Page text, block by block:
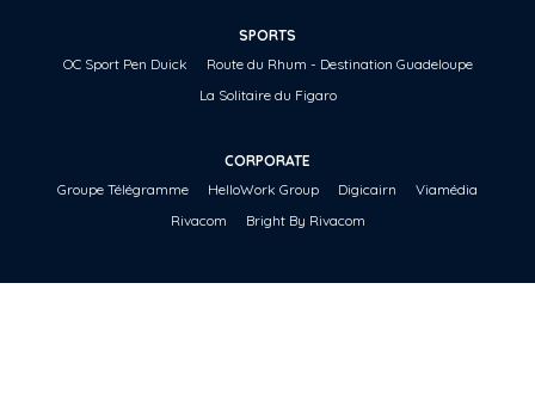
SPORTS
OC Sport Pen Duick
Route du Rhum - Destination Guadeloupe
La Solitaire du Figaro
CORPORATE
Groupe Télégramme
HelloWork Group Digicairn
Viamédia
Rivacom
Bright By Rivacom